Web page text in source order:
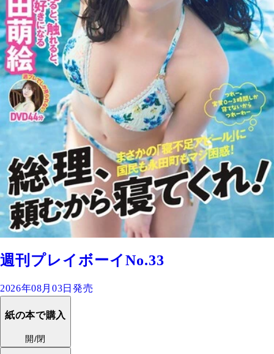
週刊プレイボーイNo.33
2026年08月03日発売
紙の本で購入
開/閉